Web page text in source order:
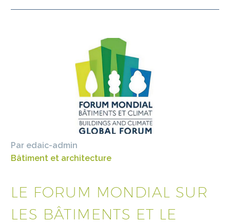
Par edaic-admin
Bâtiment et architecture
LE FORUM MONDIAL SUR
LES BÂTIMENTS ET LE